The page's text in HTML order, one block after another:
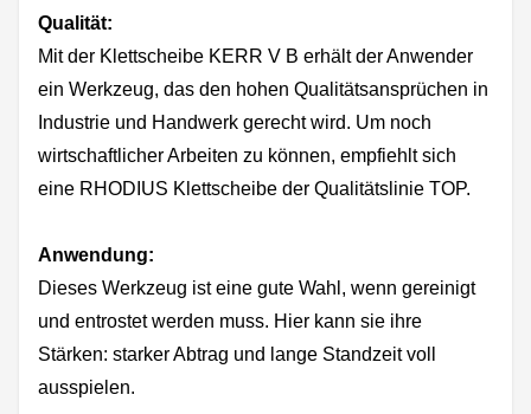
Qualität:
Mit der Klettscheibe KERR V B erhält der Anwender
ein Werkzeug, das den hohen Qualitätsansprüchen in
Industrie und Handwerk gerecht wird. Um noch
wirtschaftlicher Arbeiten zu können, empfiehlt sich
eine RHODIUS Klettscheibe der Qualitätslinie TOP.
Anwendung:
Dieses Werkzeug ist eine gute Wahl, wenn gereinigt
und entrostet werden muss. Hier kann sie ihre
Stärken: starker Abtrag und lange Standzeit voll
ausspielen.